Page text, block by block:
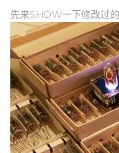
先来SHOW一下修改过